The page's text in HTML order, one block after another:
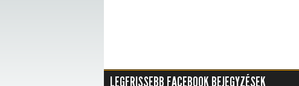
LEGFRISSEBB FACEBOOK BEJEGYZÉSEK